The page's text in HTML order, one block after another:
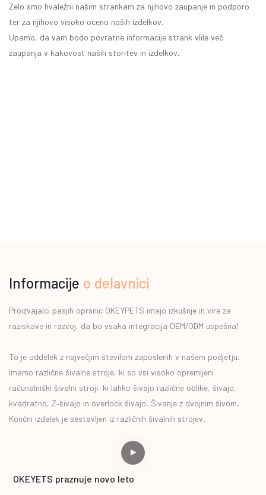
Zelo smo hvaležni našim strankam za njihovo zaupanje in podporo
ter za njihovo visoko oceno naših izdelkov.
Upamo, da vam bodo povratne informacije strank vlile več
zaupanja v kakovost naših storitev in izdelkov.
Informacije o delavnici
Proizvajalci pasjih oprsnic OKEYPETS imajo izkušnje in vire za
raziskave in razvoj, da bo vsaka integracija OEM/ODM uspešna!
To je oddelek z največjim številom zaposlenih v našem podjetju.
Imamo različne šivalne stroje, ki so vsi visoko opremljeni
računalniški šivalni stroji, ki lahko šivajo različne oblike, šivajo,
kvadratno, Z-šivajo in overlock šivajo. Šivanje z dvojnim šivom.
Končni izdelek je sestavljen iz različnih šivalnih strojev.
OKEYETS praznuje novo leto